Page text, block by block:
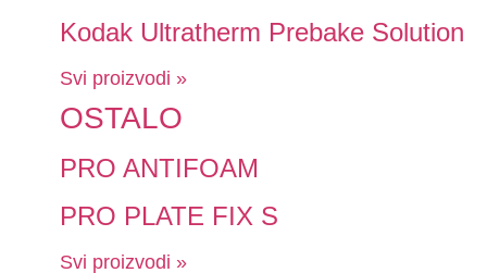
Kodak Ultratherm Prebake Solution
Svi proizvodi »
OSTALO
PRO ANTIFOAM
PRO PLATE FIX S
Svi proizvodi »